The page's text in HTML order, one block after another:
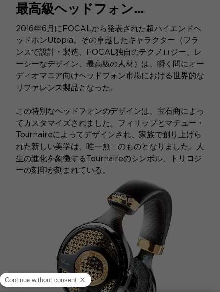
最高級ヘッドフォン...
2016年6月にFOCALから発表された超ハイエンドヘ
ッドホンUtopia。その卓越したキャラクター（フラ
ンスで設計・製造、FOCAL独自のテクノロジー、レ
ーシーなデザイン、最高級の素材）は、瞬く間にオー
ディオマニア向けヘッドフォン市場における世界的な
リファレンス製品となった。
この特別なヘッドフォンのデザインは、宝石商によっ
てカスタマイズされました。フィリップとマチュー・
Tournaireによってデザインされ、家族で創り上げら
れた新しい美学は、唯一無二のものとなりました。人
生の進化を象徴するTournaireのシンボル、トリロジ
ーの刻印が刻まれている。